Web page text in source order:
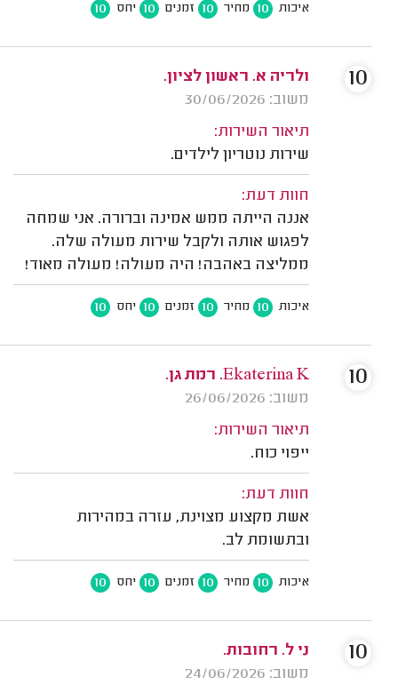
איכות 10 מחיר 10 זמנים 10 יחס 10
ולריה א. ראשון לציון.
משוב: 30/06/2026
תיאור השירות:
שירות נוטריון לילדים.
חוות דעת:
אננה הייתה ממש אמינה וברורה. אני שמחה
לפגוש אותה ולקבל שירות מעולה שלה.
ממליצה באהבה! היה מעולה! מעולה מאוד!
איכות 10 מחיר 10 זמנים 10 יחס 10
10
Ekaterina K. רמת גן.
משוב: 26/06/2026
תיאור השירות:
ייפוי כוח.
חוות דעת:
אשת מקצוע מצוינת, עזרה במהירות
ובתשומת לב.
איכות 10 מחיר 10 זמנים 10 יחס 10
10
ני ל. רחובות.
משוב: 24/06/2026
10